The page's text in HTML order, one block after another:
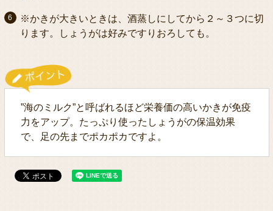
※かきが大きいときは、酒蒸しにしてから２～３つに切
ります。しょうがは好みですりおろしても。
”海のミルク”と呼ばれるほど栄養価の高いかきが免疫
力をアップ。たっぷり使ったしょうがの保温効果
で、足の先までポカポカですよ。